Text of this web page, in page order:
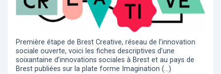
Première étape de Brest Creative, réseau de l’innovation
sociale ouverte, voici les fiches descriptives d’une
soixantaine d’innovations sociales à Brest et au pays de
Brest publiées sur la plate forme Imagination (…)